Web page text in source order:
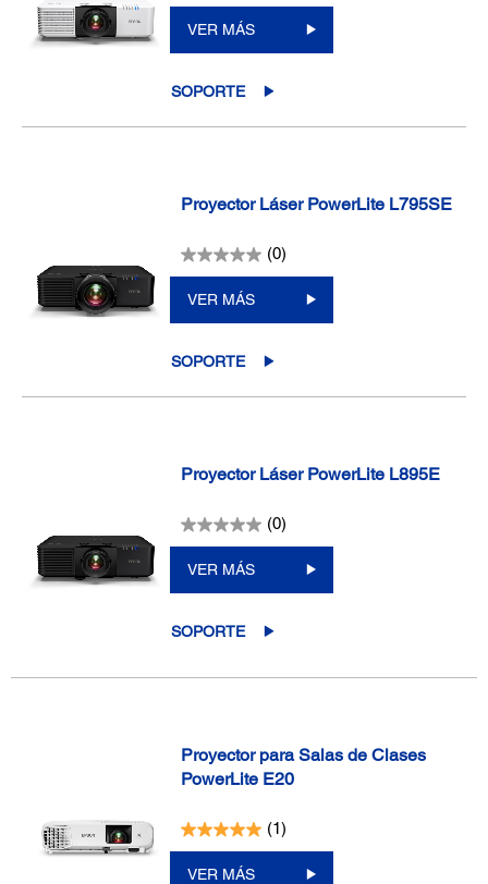
VER MÁS
SOPORTE
Proyector Láser PowerLite L795SE
(0)
VER MÁS
SOPORTE
Proyector Láser PowerLite L895E
(0)
VER MÁS
SOPORTE
Proyector para Salas de Clases
PowerLite E20
(1)
VER MÁS